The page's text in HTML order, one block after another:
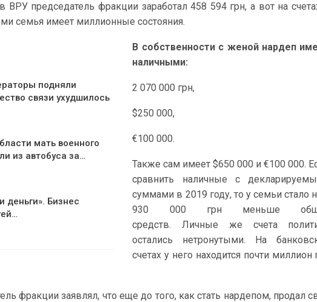
председатель фракции заработал 458 594 грн, а вот на
семья имеет миллионные состояния.
подняли
связи ухудшилось
мать военного
из автобуса за…
деньги». Бизнес
В собственности с женой нардеп
наличными:
2 070 000 грн,
$250 000,
€100 000.
Также сам имеет $650 000 и €100 000.
сравнить наличные с
суммами в 2019 году, то у семьи стало
930 000 грн меньше
средств. Личные же счета
остались нетронутыми. На
счетах у него находится почти миллион
фракции заявлял, что еще до того, как стать нардепом, продал